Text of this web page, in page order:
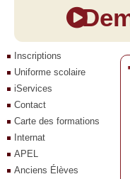
Inscriptions
Uniforme scolaire
iServices
Contact
Carte des formations
Internat
APEL
Anciens Élèves